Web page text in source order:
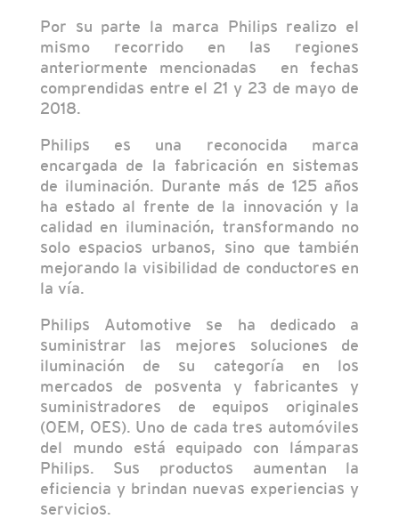
Por su parte la marca Philips realizo el
mismo recorrido en las regiones
anteriormente mencionadas en fechas
comprendidas entre el 21 y 23 de mayo de
2018.
Philips es una reconocida marca
encargada de la fabricación en sistemas
de iluminación. Durante más de 125 años
ha estado al frente de la innovación y la
calidad en iluminación, transformando no
solo espacios urbanos, sino que también
mejorando la visibilidad de conductores en
la vía.
Philips Automotive se ha dedicado a
suministrar las mejores soluciones de
iluminación de su categoría en los
mercados de posventa y fabricantes y
suministradores de equipos originales
(OEM, OES). Uno de cada tres automóviles
del mundo está equipado con lámparas
Philips. Sus productos aumentan la
eficiencia y brindan nuevas experiencias y
servicios.